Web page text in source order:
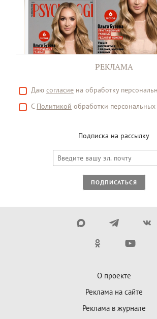
РЕКЛАМА
Даю согласие на обработку
С Политикой обработки персональных
Подписка на рассылку
ПОДПИСАТЬСЯ
О проекте
Реклама на сайте
Реклама в журнале